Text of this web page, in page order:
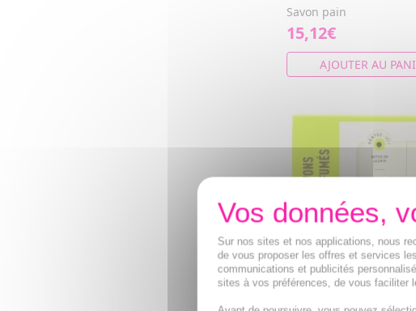
Savon pain
15,12€
AJOUTER AU
Sur nos sites et nos applications, nous
de vous proposer les offres et services
communications et publicités
sites à vos préférences, de vous faciliter